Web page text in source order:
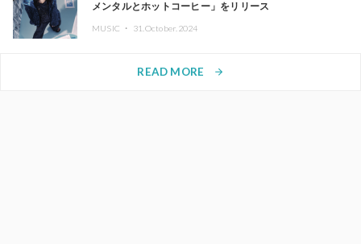
メンタルとホットコーヒー」をリリース
MUSIC ・ 31.October.2024
READ MORE arrow_forward